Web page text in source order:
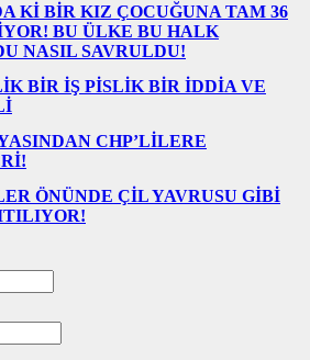
Kİ BİR KIZ ÇOCUĞUNA TAM 36
BU ÜLKE BU HALK
NASIL SAVRULDU!
BİR İŞ PİSLİK BİR İDDİA VE
CHP’LİLERE
ÖNÜNDE ÇİL YAVRUSU GİBİ